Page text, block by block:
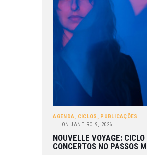
AGENDA, CICLOS , PUBLICAÇÕES
ON JANEIRO 9, 2026
NOUVELLE VOYAGE: CICLO
CONCERTOS NO PASSOS